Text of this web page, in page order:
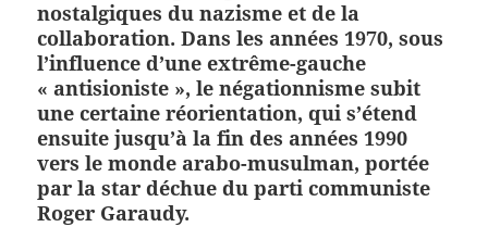
nostalgiques du nazisme et de la
collaboration. Dans les années 1970, sous
l’influence d’une extrême-gauche
« antisioniste », le négationnisme subit
une certaine réorientation, qui s’étend
ensuite jusqu’à la fin des années 1990
vers le monde arabo-musulman, portée
par la star déchue du parti communiste
Roger Garaudy.